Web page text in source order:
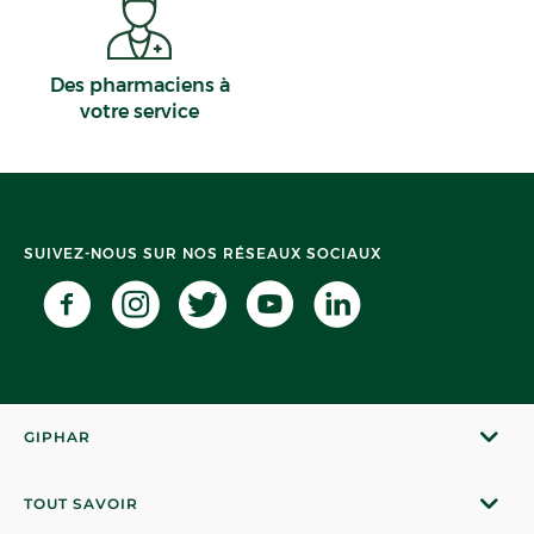
Des pharmaciens à
votre service
SUIVEZ-NOUS SUR NOS RÉSEAUX SOCIAUX
GIPHAR
TOUT SAVOIR